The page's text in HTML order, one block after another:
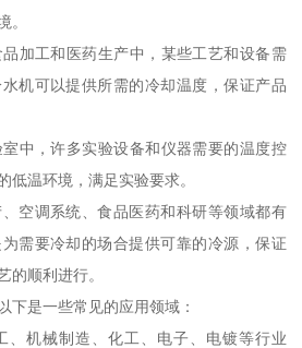
。
加工和医药生产中，某些工艺和设备需
机可以提供所需的冷却温度，保证产品
中，许多实验设备和仪器需要的温度控
低温环境，满足实验要求。
空调系统、食品医药和科研等领域都有
需要冷却的场合提供可靠的冷源，保证
的顺利进行。
下是一些常见的应用领域：
、机械制造、化工、电子、电镀等行业